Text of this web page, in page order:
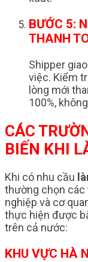
BƯỚC 5:
THANH
Shipper
việc. Kiểm
lòng mới
100%,
CÁC
BIẾN KHI
Khi có nhu cầu
thường chọn các
nghiệp và cơ
thực hiện được
trên cả nước:
KHU VỰC HÀ